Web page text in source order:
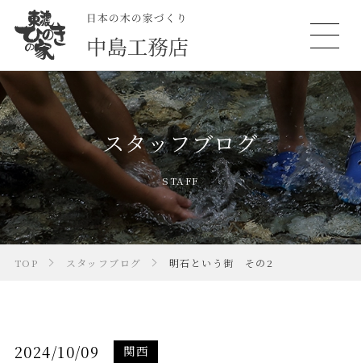
スタッフブログ
STAFF
TOP スタッフブログ 明石という街 その2
2024/10/09 関西